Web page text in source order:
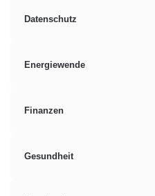
Datenschutz
Energiewende
Finanzen
Gesundheit